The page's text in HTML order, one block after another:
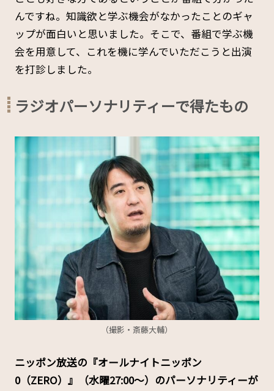
んですね。知識欲と学ぶ機会がなかったことのギャ
ップが面白いと思いました。そこで、番組で学ぶ機
会を用意して、これを機に学んでいただこうと出演
を打診しました。
ラジオパーソナリティーで得たもの
（撮影・斎藤大輔）
――ニッポン放送の『オールナイトニッポン
0（ZERO）』（水曜27:00～）のパーソナリティーが